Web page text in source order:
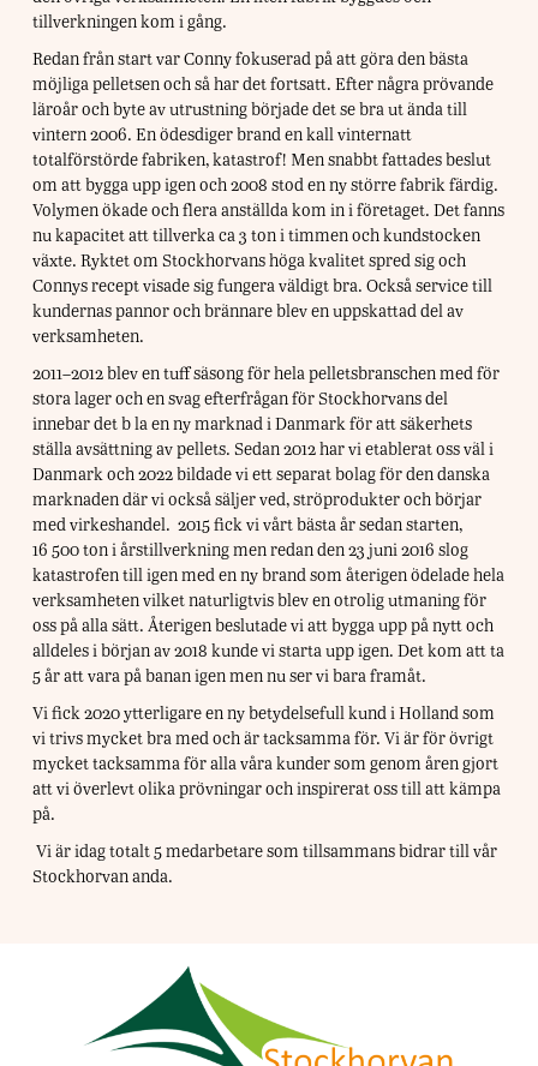
tillverkningen kom i gång.
Redan från start var Conny fokuserad på att göra den bästa
möjliga pelletsen och så har det fortsatt. Efter några prövande
läroår och byte av utrustning började det se bra ut ända till
vintern 2006. En ödesdiger brand en kall vinternatt
totalförstörde fabriken, katastrof! Men snabbt fattades beslut
om att bygga upp igen och 2008 stod en ny större fabrik färdig.
Volymen ökade och flera anställda kom in i företaget. Det fanns
nu kapacitet att tillverka ca 3 ton i timmen och kundstocken
växte. Ryktet om Stockhorvans höga kvalitet spred sig och
Connys recept visade sig fungera väldigt bra. Också service till
kundernas pannor och brännare blev en uppskattad del av
verksamheten.
2011–2012 blev en tuff säsong för hela pelletsbranschen med för
stora lager och en svag efterfrågan för Stockhorvans del
innebar det b la en ny marknad i Danmark för att säkerhets
ställa avsättning av pellets. Sedan 2012 har vi etablerat oss väl i
Danmark och 2022 bildade vi ett separat bolag för den danska
marknaden där vi också säljer ved, ströprodukter och börjar
med virkeshandel. 2015 fick vi vårt bästa år sedan starten,
16 500 ton i årstillverkning men redan den 23 juni 2016 slog
katastrofen till igen med en ny brand som återigen ödelade hela
verksamheten vilket naturligtvis blev en otrolig utmaning för
oss på alla sätt. Återigen beslutade vi att bygga upp på nytt och
alldeles i början av 2018 kunde vi starta upp igen. Det kom att ta
5 år att vara på banan igen men nu ser vi bara framåt.
Vi fick 2020 ytterligare en ny betydelsefull kund i Holland som
vi trivs mycket bra med och är tacksamma för. Vi är för övrigt
mycket tacksamma för alla våra kunder som genom åren gjort
att vi överlevt olika prövningar och inspirerat oss till att kämpa
på.
Vi är idag totalt 5 medarbetare som tillsammans bidrar till vår
Stockhorvan anda.